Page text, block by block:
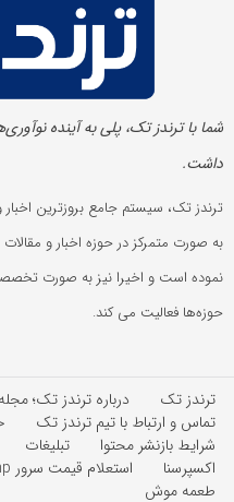
شما با ترندز تک، پلی به آینده‌
داشت.
به صورت متمرکز در حوزه اخبار و مقالات
نموده است و اخیرا نیز به صورت تخصصی
حوزه‌ها فعالیت می کند.
ترندز تک
درباره ترندز تک؛
تماس و ارتباط با تیم ترندز تک
شرایط بازنشر محتوا
تبلیغات
اکسپرسنا
استعلام قیمت سرور hp
طعمه موش